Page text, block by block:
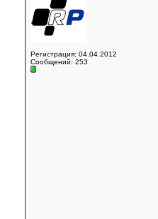
Регистрация: 04.04.2012
Сообщений: 253